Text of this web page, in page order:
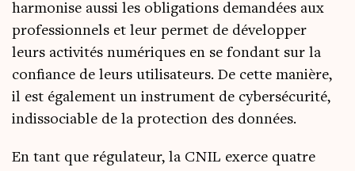
har­mo­nise aus­si les obli­ga­tions deman­dées aux
pro­fes­sion­nels et leur per­met de déve­lop­per
leurs acti­vi­tés numé­riques en se fon­dant sur la
confiance de leurs uti­li­sa­teurs. De cette manière,
il est éga­le­ment un ins­tru­ment de cyber­sé­cu­ri­té,
indis­so­ciable de la pro­tec­tion des données.
En tant que régu­la­teur, la CNIL exerce quatre